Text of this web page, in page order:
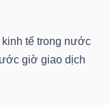
tế trong nước
giờ giao dịch